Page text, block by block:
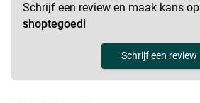
Schrijf een review en maak kans op
shoptegoed!
Schrijf een review